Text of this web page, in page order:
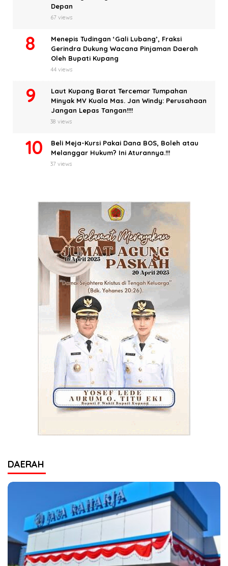
Depan
67 views
Menepis Tudingan ‘Gali Lubang’, Fraksi
Gerindra Dukung Wacana Pinjaman Daerah
Oleh Bupati Kupang
44 views
Laut Kupang Barat Tercemar Tumpahan
Minyak MV Kuala Mas. Jan Windy: Perusahaan
Jangan Lepas Tangan!!!!
38 views
Beli Meja-Kursi Pakai Dana BOS, Boleh atau
Melanggar Hukum? Ini Aturannya.!!!
37 views
DAERAH